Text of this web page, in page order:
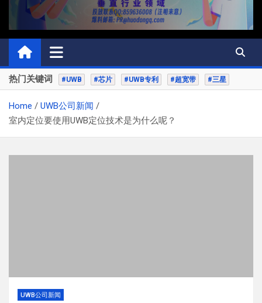
热门关键词 #UWB #芯片 #UWB专利 #超宽带 #三星
Home
UWB公司新闻
室内定位要使用UWB定位技术是为什么呢？
UWB公司新闻